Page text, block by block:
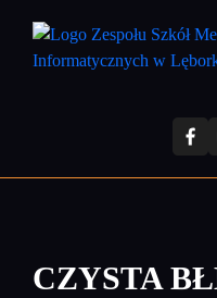
treści
CZYSTA